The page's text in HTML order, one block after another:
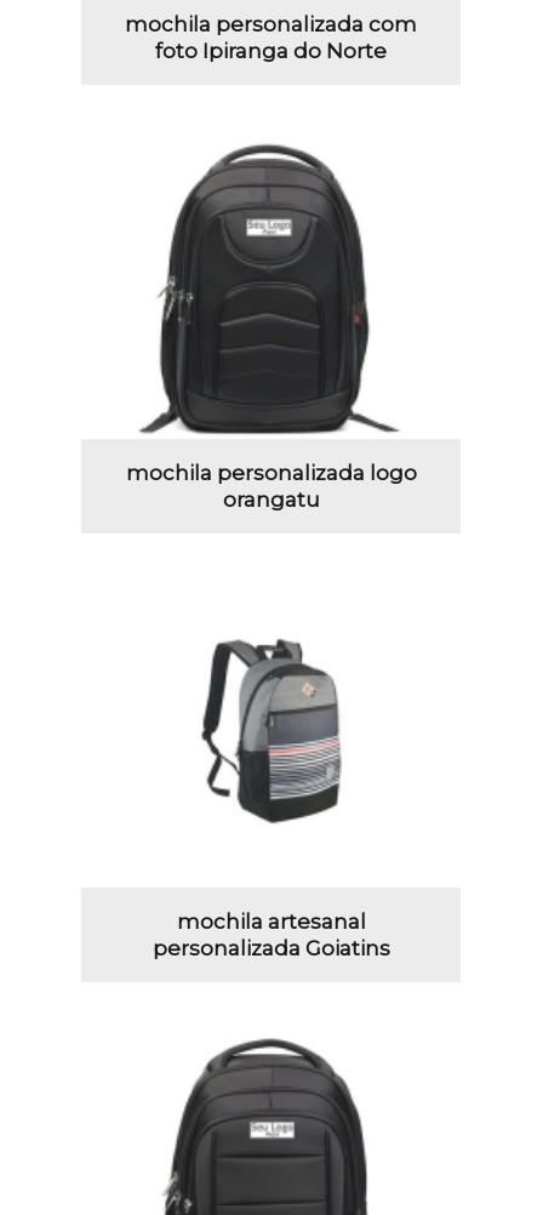
mochila personalizada com
foto Ipiranga do Norte
mochila personalizada logo
orangatu
mochila artesanal
personalizada Goiatins